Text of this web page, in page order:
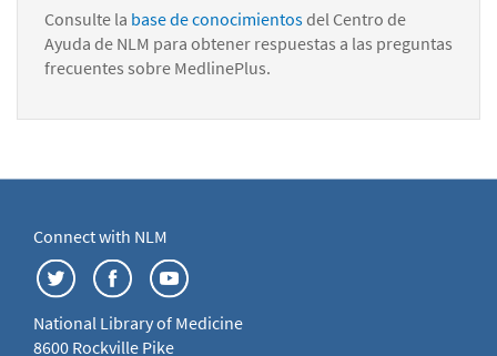
Consulte la base de conocimientosdel Centro de
Ayuda de NLM para obtener respuestas a las preguntas
frecuentes sobre MedlinePlus.
Connect with NLM
National Library of Medicine
8600 Rockville Pike